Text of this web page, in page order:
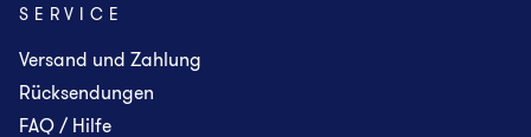
SERVICE
Versand und Zahlung
Rücksendungen
FAQ / Hilfe